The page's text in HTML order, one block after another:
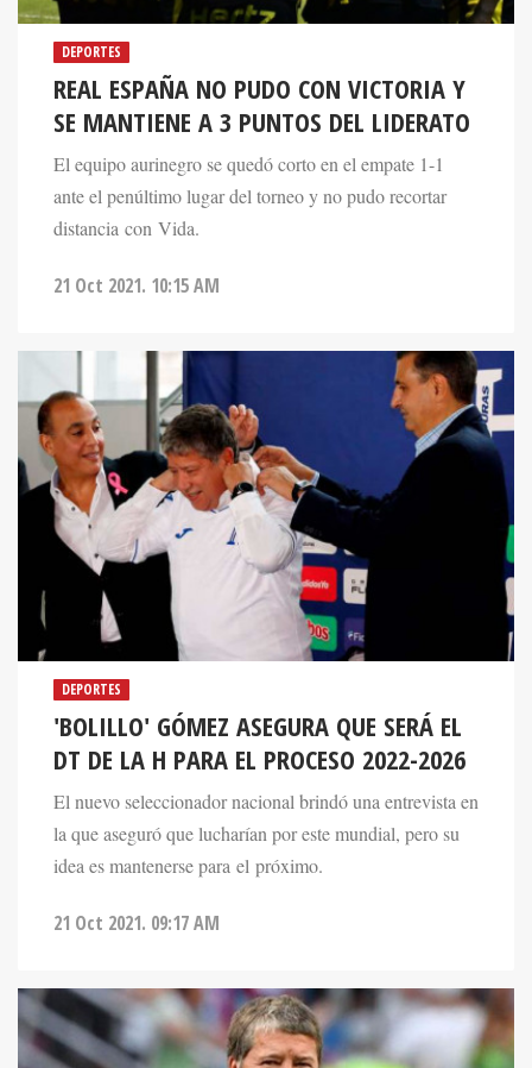
DEPORTES
REAL ESPAÑA NO PUDO CON VICTORIA Y
SE MANTIENE A 3 PUNTOS DEL LIDERATO
El equipo aurinegro se quedó corto en el empate 1-1
ante el penúltimo lugar del torneo y no pudo recortar
distancia con Vida.
21 Oct 2021. 10:15 AM
DEPORTES
'BOLILLO' GÓMEZ ASEGURA QUE SERÁ EL
DT DE LA H PARA EL PROCESO 2022-2026
El nuevo seleccionador nacional brindó una entrevista en
la que aseguró que lucharían por este mundial, pero su
idea es mantenerse para el próximo.
21 Oct 2021. 09:17 AM